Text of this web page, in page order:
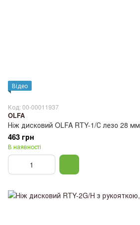
Відео
Код: 00-00011937
OLFA
Ніж дисковий OLFA RTY-1/С лезо 28 мм
463 грн
В наявності